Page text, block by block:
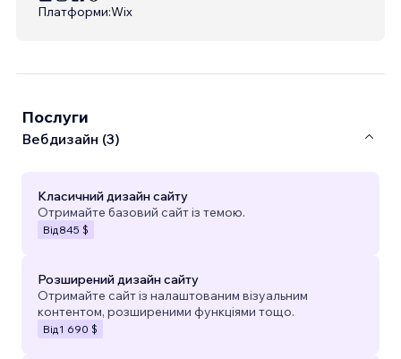
Платформи:Wix
Послуги
Вебдизайн (3)
Класичний дизайн сайту
Отримайте базовий сайт із темою.
Від 845 $
Розширений дизайн сайту
Отримайте сайт із налаштованим візуальним
контентом, розширеними функціями тощо.
Від 1 690 $